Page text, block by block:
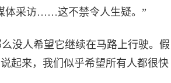
体采访……这不禁令人生疑。”
没人希望它继续在马路上行驶。假
起来，我们似乎希望所有人都很快